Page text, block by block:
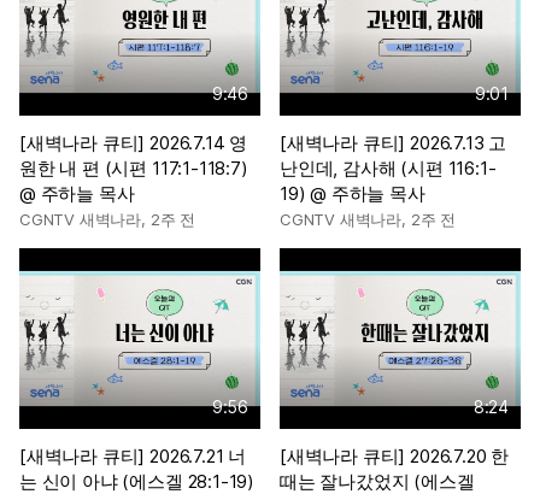
9:46
[새벽나라 큐티] 2026.7.14 영
원한 내 편 (시편 117:1-118:7)
@ 주하늘 목사
CGNTV 새벽나라, 2주 전
9:01
[새벽나라 큐티] 2026.7.13 고
난인데, 감사해 (시편 116:1-
19) @ 주하늘 목사
CGNTV 새벽나라, 2주 전
9:56
[새벽나라 큐티] 2026.7.21 너
는 신이 아냐 (에스겔 28:1-19)
8:24
[새벽나라 큐티] 2026.7.20 한
때는 잘나갔었지 (에스겔